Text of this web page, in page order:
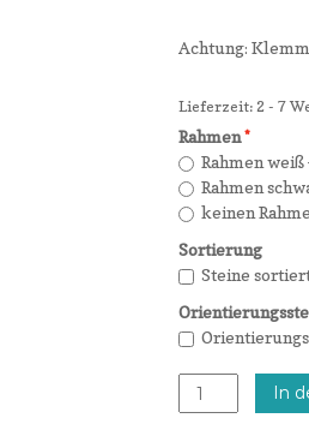
Achtung:
Lieferzeit: 2 - 7
Rahmen
Rahmen weiß
Rahmen
keinen
Sortierung
Steine
Ente
cool
In